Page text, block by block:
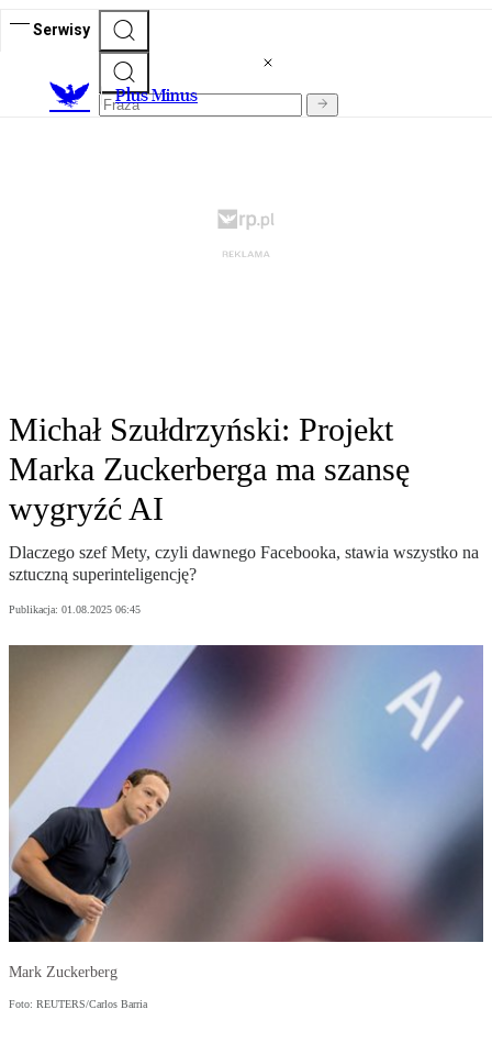
Serwisy
Plus Minus
Michał Szułdrzyński: Projekt
Marka Zuckerberga ma szansę
wygryźć AI
Dlaczego szef Mety, czyli dawnego Facebooka, stawia wszystko na
sztuczną superinteligencję?
Publikacja: 01.08.2025 06:45
Mark Zuckerberg
Foto: REUTERS/Carlos Barria